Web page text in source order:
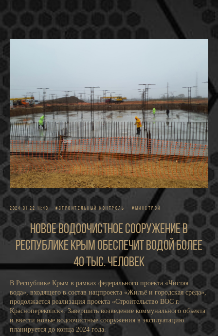
2024-01-22 11:40 #СТРОИТЕЛЬНЫЙ КОНТРОЛЬ #МИНСТРОЙ
Новое водоочистное сооружение в
Республике Крым обеспечит водой более
40 тыс. человек
В Республике Крым в рамках федерального проекта «Чистая
вода», входящего в состав нацпроекта «Жильё и городская среда»,
продолжается реализация проекта «Строительство ВОС г.
Красноперекопск». Завершить возведение коммунального объекта
и ввести новые водоочистные сооружения в эксплуатацию
планируется до конца 2024 года.